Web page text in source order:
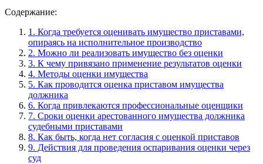
Содержание:
1. Когда требуется оценивать имущество приставами,
опираясь на исполнительное производство
2. Можно ли реализовать имущество без оценки
3. К чему привязано применение результатов оценки
4. Методы оценки имущества
5. Как проводится оценка приставом имущества
должника
6. Когда привлекаются профессиональные оценщики
7. Сроки оценки арестованного имущества должника
судебными приставами
8. Как быть, когда нет согласия с оценкой приставов
9. Действия для проведения оспаривания оценки через
суд